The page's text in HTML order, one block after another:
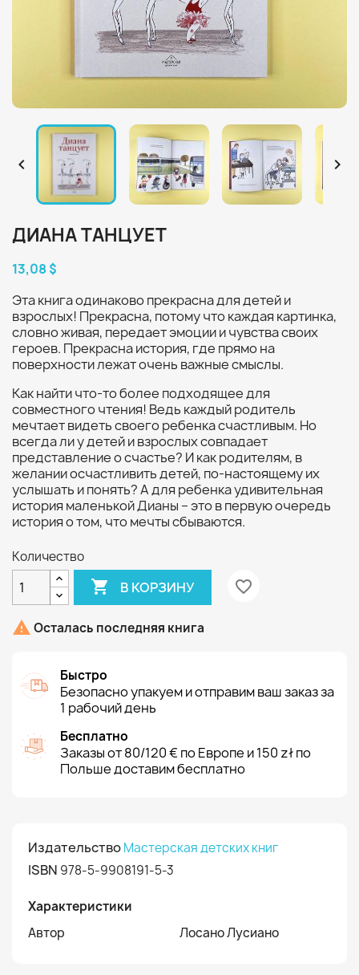
 
ДИАНА ТАНЦУЕТ
13,08 $
Эта книга одинаково прекрасна для детей и
взрослых! Прекрасна, потому что каждая картинка,
словно живая, передает эмоции и чувства своих
героев. Прекрасна история, где прямо на
поверхности лежат очень важные смыслы.
Как найти что-то более подходящее для
совместного чтения! Ведь каждый родитель
мечтает видеть своего ребенка счастливым. Но
всегда ли у детей и взрослых совпадает
представление о счастье? И как родителям, в
желании осчастливить детей, по-настоящему их
услышать и понять? А для ребенка удивительная
история маленькой Дианы – это в первую очередь
история о том, что мечты сбываются.
Количество
 В КОРЗИНУ favorite_border
 Осталась последняя книга
Быстро
Безопасно упакуем и отправим ваш заказ за
1 рабочий день
Бесплатно
Заказы от 80/120 € по Европе и 150 zł по
Польше доставим бесплатно
ИздательствоМастерская детских книг
ISBN 978-5-9908191-5-3
Характеристики
Автор
Лосано Лусиано